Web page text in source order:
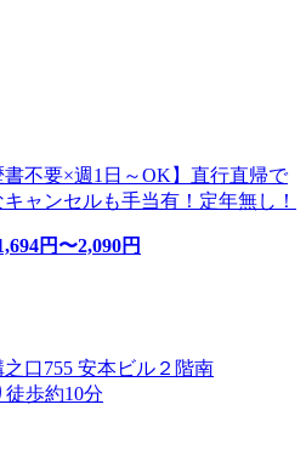
不要×週1日～OK】直行直帰で
ャンセルも手当有！定年無し！
円〜2,090円
口755 安本ビル２階南
歩約10分